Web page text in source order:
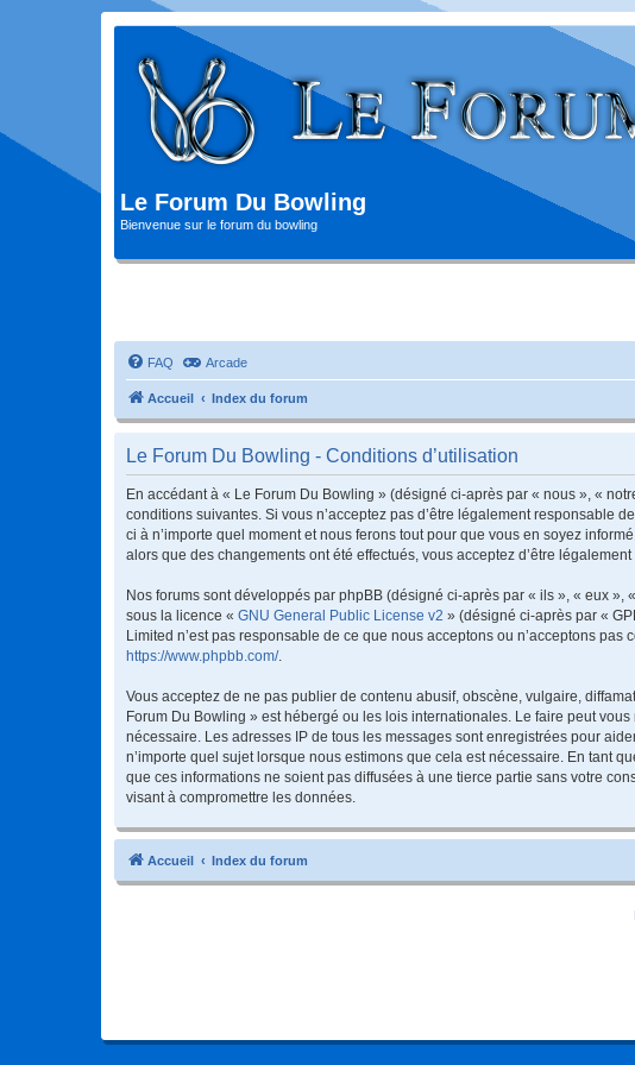
Le Forum Du Bowling
Bienvenue sur le forum du bowling
FAQ Arcade
Accueil Index du forum
Le Forum Du Bowling - Conditions d’utilisation
En accédant à « Le Forum Du Bowling » (désigné ci-après par « nous », «
conditions suivantes. Si vous n’acceptez pas d’être légalement responsable
ci à n’importe quel moment et nous ferons tout pour que vous en soyez
alors que des changements ont été effectués, vous acceptez d’être
Nos forums sont développés par phpBB (désigné ci-après par « ils », « eux
sous la licence « GNU General Public License v2 » (désigné ci-après par «
Limited n’est pas responsable de ce que nous acceptons ou n’acceptons
https://www.phpbb.com/.
Vous acceptez de ne pas publier de contenu abusif, obscène, vulgaire,
Forum Du Bowling » est hébergé ou les lois internationales. Le faire peut
nécessaire. Les adresses IP de tous les messages sont enregistrées pour
n’importe quel sujet lorsque nous estimons que cela est nécessaire. En tant
que ces informations ne soient pas diffusées à une tierce partie sans votre
visant à compromettre les données.
Accueil Index du forum